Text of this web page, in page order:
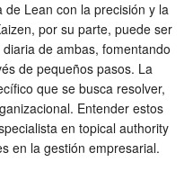
Lean con la precisión y la
por su parte, puede ser
de ambas, fomentando
de pequeños pasos. La
que se busca resolver,
Entender estos
en topical authority
en la gestión empresarial.